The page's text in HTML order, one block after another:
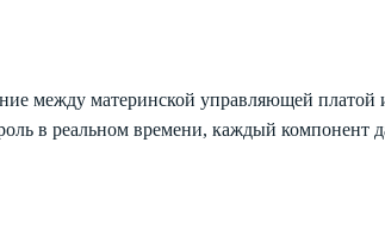
между материнской управляющей платой
в реальном времени, каждый компонент